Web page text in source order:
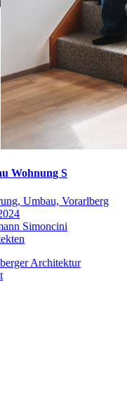
Wohnung S
Umbau, Vorarlberg
Simoncini
Architektur